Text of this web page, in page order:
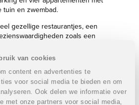
van cookies
content en advertenties te
voor social media te bieden en om
Ook delen we informatie over
met onze partners voor social media,
tuin en zwembad.
gezellige restaurantjes, een
zoals een
VERKOCHT
we de open keuken en ruime
op het terras. Daarnaast hebben
en badkamer. Op de eerste
de twee overige slaapkamers,